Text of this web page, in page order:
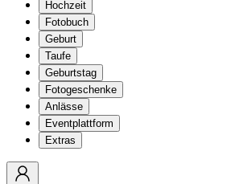
Hochzeit
Fotobuch
Geburt
Taufe
Geburtstag
Fotogeschenke
Anlässe
Eventplattform
Extras